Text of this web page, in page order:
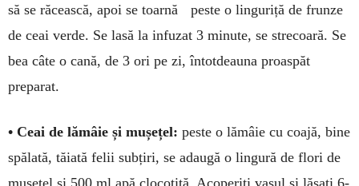
să se ră­cească, apoi se toarnă pes­te o linguriță de frunze
de ceai verde. Se lasă la infu­zat 3 mi­nute, se stre­coară. Se
bea câte o cană, de 3 ori pe zi, întotdeauna proas­păt
preparat.
• Ceai de lămâie și mușețel: peste o lă­mâie cu coajă, bine
spă­lată, tă­iată felii subțiri, se adaugă o lingură de flori de
mușețel și 500 ml apă clocotită. Acoperiți vasul și lăsați 6-